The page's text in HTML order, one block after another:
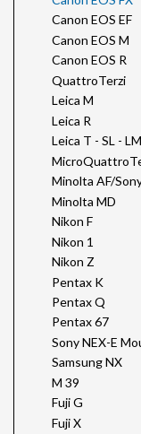
Canon EOS EF
Canon EOS M
Canon EOS R
QuattroTerzi
Leica M
Leica R
Leica T - SL -
Minolta AF/
Minolta MD
Nikon F
Nikon 1
Nikon Z
Pentax K
Pentax Q
Pentax 67
Sony NEX-E
Samsung NX
M 39
Fuji G
Fuji X